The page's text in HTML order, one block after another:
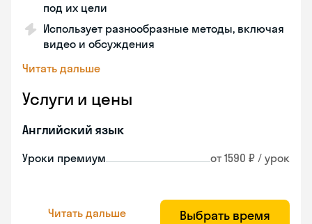
под их цели
Использует разнообразные методы, включая
видео и обсуждения
Читать дальше
Услуги и цены
Английский язык
Уроки премиум от 1590 ₽ / урок
Читать дальше Выбрать время